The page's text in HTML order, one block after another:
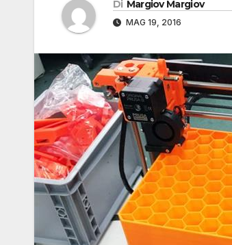
Di Margiov Margiov
MAG 19, 2016